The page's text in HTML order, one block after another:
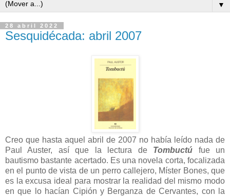
▼
28 abril 2022
Sesquidécada: abril 2007
Creo que hasta aquel abril de 2007 no había leído nada de
Paul Auster, así que la lectura de Tombuctú fue un
bautismo bastante acertado. Es una novela corta, focalizada
en el punto de vista de un perro callejero, Míster Bones, que
es la excusa ideal para mostrar la realidad del mismo modo
en que lo hacían Cipión y Berganza de Cervantes, con la